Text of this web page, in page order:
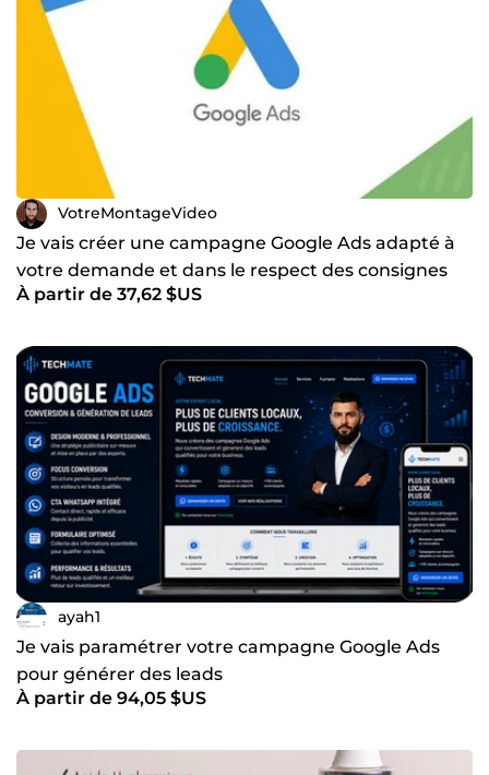
VotreMontageVideo
Je vais créer une campagne Google Ads adapté à
votre demande et dans le respect des consignes
précises
À partir de 37,62 $US
ayah1
Je vais paramétrer votre campagne Google Ads
pour générer des leads
À partir de 94,05 $US